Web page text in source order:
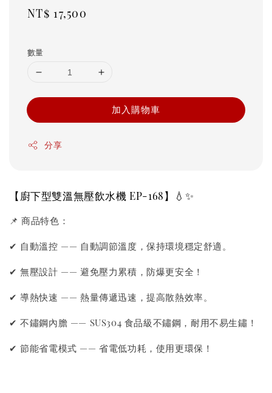
Regular
NT$ 17,500
數量
加入購物車
分享
【廚下型雙溫無壓飲水機 EP-168】💧✨
📌 商品特色：
✔ 自動溫控 —— 自動調節溫度，保持環境穩定舒適。
✔ 無壓設計 —— 避免壓力累積，防爆更安全！
✔ 導熱快速 —— 熱量傳遞迅速，提高散熱效率。
✔ 不鏽鋼內膽 —— SUS304 食品級不鏽鋼，耐用不易生鏽！
✔ 節能省電模式 —— 省電低功耗，使用更環保！